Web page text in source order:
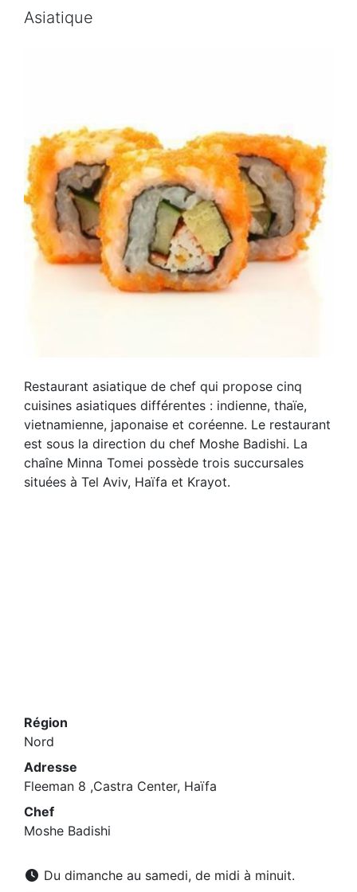
Asiatique
Restaurant asiatique de chef qui propose cinq
cuisines asiatiques différentes : indienne, thaïe,
vietnamienne, japonaise et coréenne. Le restaurant
est sous la direction du chef Moshe Badishi. La
chaîne Minna Tomei possède trois succursales
situées à Tel Aviv, Haïfa et Krayot.
Région
Nord
Adresse
Fleeman 8 ,Castra Center, Haïfa
Chef
Moshe Badishi
Du dimanche au samedi, de midi à minuit.